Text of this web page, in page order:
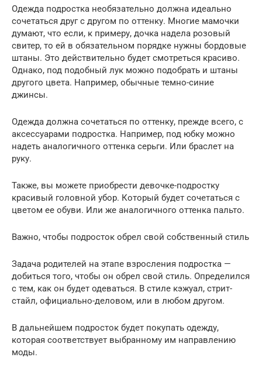
Одежда подростка необязательно должна идеально
сочетаться друг с другом по оттенку. Многие мамочки
думают, что если, к примеру, дочка надела розовый
свитер, то ей в обязательном порядке нужны бордовые
штаны. Это действительно будет смотреться красиво.
Однако, под подобный лук можно подобрать и штаны
другого цвета. Например, обычные темно-синие
джинсы.
Одежда должна сочетаться по оттенку, прежде всего, с
аксессуарами подростка. Например, под юбку можно
надеть аналогичного оттенка серьги. Или браслет на
руку.
Также, вы можете приобрести девочке-подростку
красивый головной убор. Который будет сочетаться с
цветом ее обуви. Или же аналогичного оттенка пальто.
Важно, чтобы подросток обрел свой собственный стиль
Задача родителей на этапе взросления подростка —
добиться того, чтобы он обрел свой стиль. Определился
с тем, как он будет одеваться. В стиле кэжуал, стрит-
стайл, официально-деловом, или в любом другом.
В дальнейшем подросток будет покупать одежду,
которая соответствует выбранному им направлению
моды.